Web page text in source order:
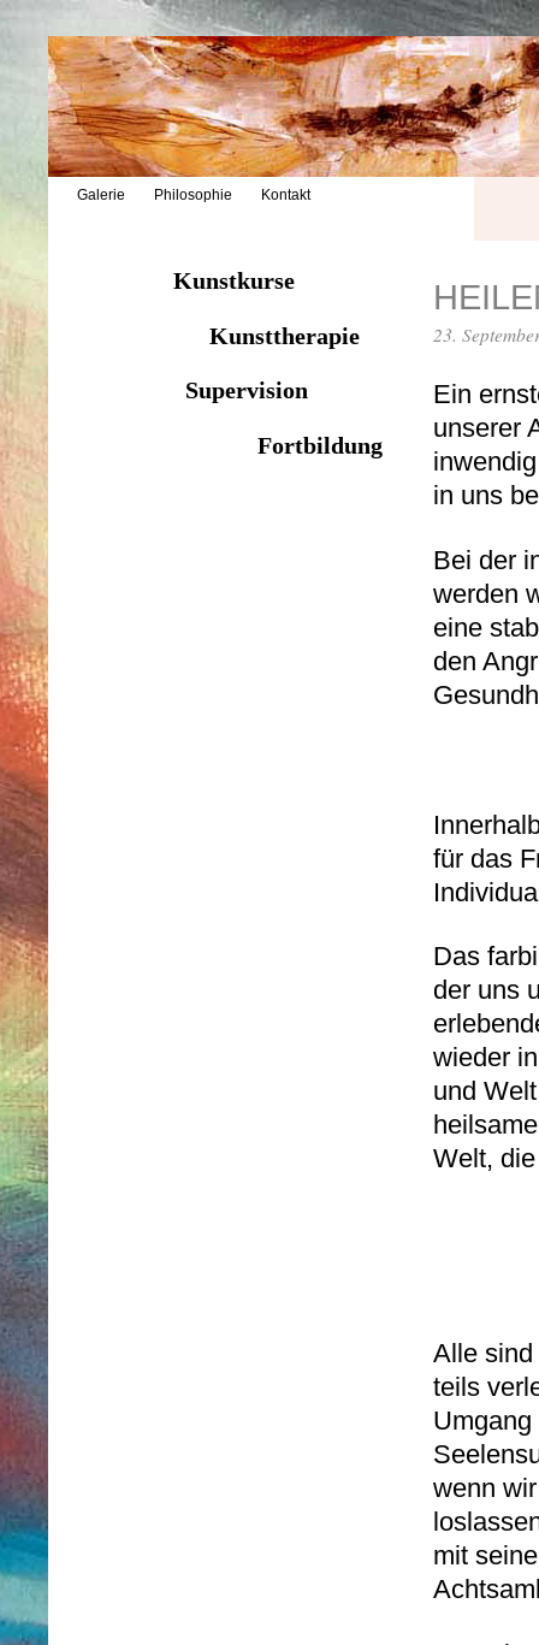
Galerie Philosophie Kontakt
Kunstkurse
Kunsttherapie
Supervision
Fortbildung
23.
Ein
unserer
in uns
Bei der
werden
eine
den
für das
Das
der uns
wieder
und
Welt,
Alle sind
teils
wenn
mit